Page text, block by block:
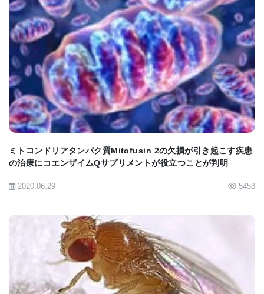
可能性があり、治療効率を最大化することが期待さ
れます。
「この研究は、治療が困難な代謝性疾患である
MASHに対して、エクソソームを利用した新しい併
用療法の概念を初めて実証したものです。これは、
既存の治療戦略の限界を克服する可能性に光を当て
ています」とイェ教授は述べました。「将来的には
います。」
この研究成果は、2025年4月3日、生体材料分野にお
ける国際的な主要学術誌『Biomaterials』に掲載さ
れました。論文のタイトルは「Engineered
Extracellular Vesicles with Surface FGF21 and
BIOMARKET JP
ミトコンドリアタンパク質Mitofusin 2の欠損が引き起こす疾患
の治療にコエンザイムQサプリメントが役立つことが判明
2020.06.29 5453
BIOMARKET JP